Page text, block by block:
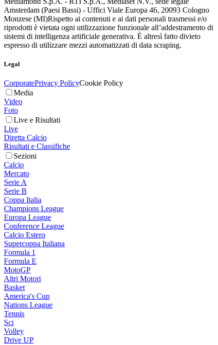
Amsterdam (Paesi Bassi) - Uffici Viale Europa 46, 20093 Cologno
Monzese (MI)Rispetto ai contenuti e ai dati personali trasmessi e/o
riprodotti è vietata ogni utilizzazione funzionale all’addestramento di
sistemi di intelligenza artificiale generativa. È altresì fatto divieto
espresso di utilizzare mezzi automatizzati di data scraping.
Legal
CorporatePrivacy PolicyCookie Policy
Media
Video
Foto
Live e Risultati
Live
Diretta Calcio
Risultati e Classifiche
Sezioni
Calcio
Mercato
Serie A
Serie B
Coppa Italia
Champions League
Europa League
Conference League
Calcio Estero
Supercoppa Italiana
Formula 1
Formula E
MotoGP
Altri Motori
Basket
America's Cup
Nations League
Tennis
Sci
Volley
Drive UP